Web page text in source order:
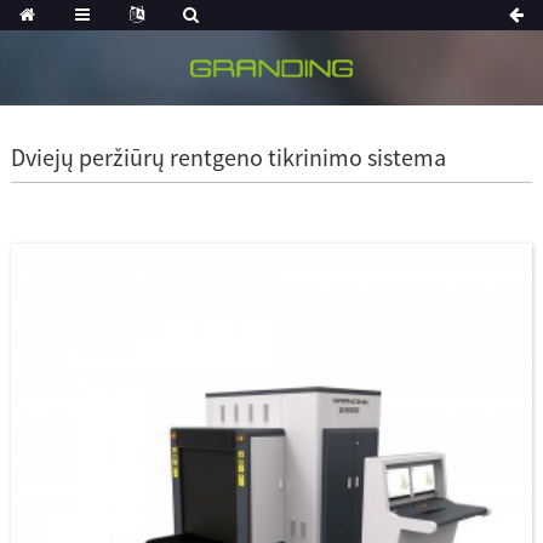
Dviejų peržiūrų rentgeno tikrinimo sistema